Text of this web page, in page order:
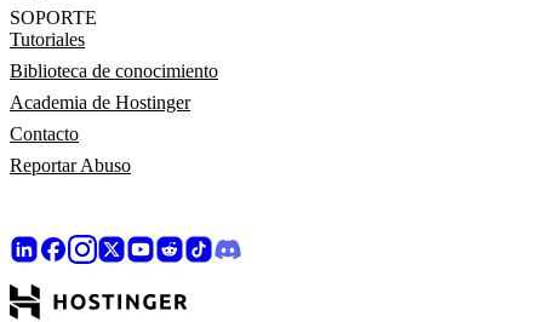
SOPORTE
Tutoriales
Biblioteca de conocimiento
Academia de Hostinger
Contacto
Reportar Abuso